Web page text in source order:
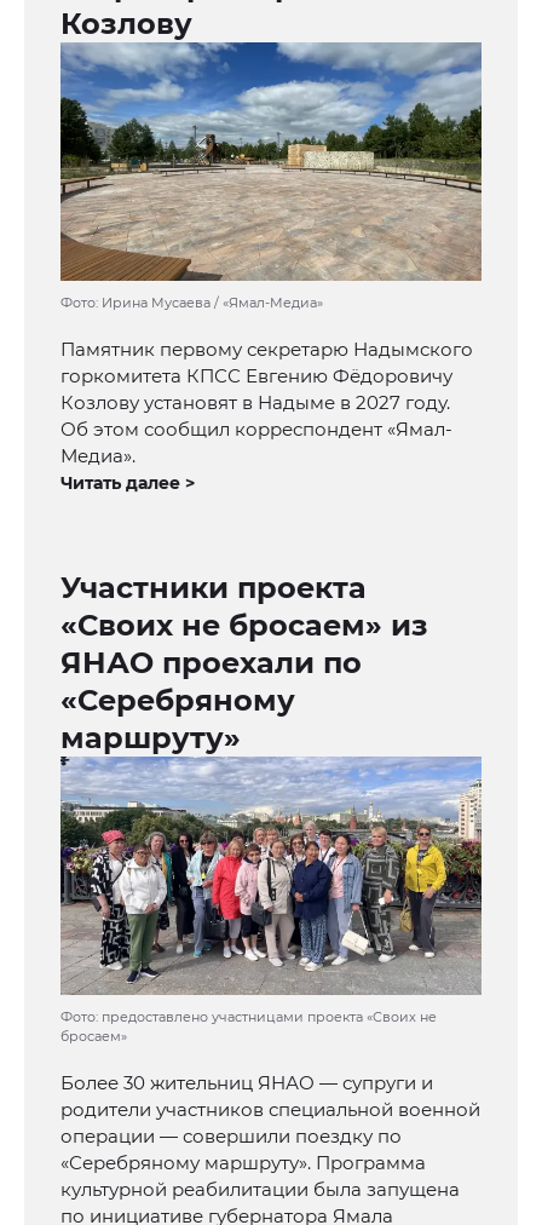
Козлову
Фото: Ирина Мусаева / «Ямал-Медиа»
Памятник первому секретарю Надымского
горкомитета КПСС Евгению Фёдоровичу
Козлову установят в Надыме в 2027 году.
Об этом сообщил корреспондент «Ямал-
Медиа».
Читать далее >
Участники проекта
«Своих не бросаем» из
ЯНАО проехали по
«Серебряному
маршруту»
Фото: предоставлено участницами проекта «Своих не
бросаем»
Более 30 жительниц ЯНАО — супруги и
родители участников специальной военной
операции — совершили поездку по
«Серебряному маршруту». Программа
культурной реабилитации была запущена
по инициативе губернатора Ямала